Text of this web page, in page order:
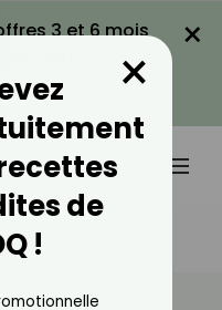
3 et 6 mois
×
Fonte ?
de
!
×